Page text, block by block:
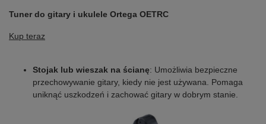
Tuner do gitary i ukulele Ortega OETRC
Kup teraz
Stojak lub wieszak na ścianę: Umożliwia bezpieczne
przechowywanie gitary, kiedy nie jest używana. Pomaga
uniknąć uszkodzeń i zachować gitary w dobrym stanie.